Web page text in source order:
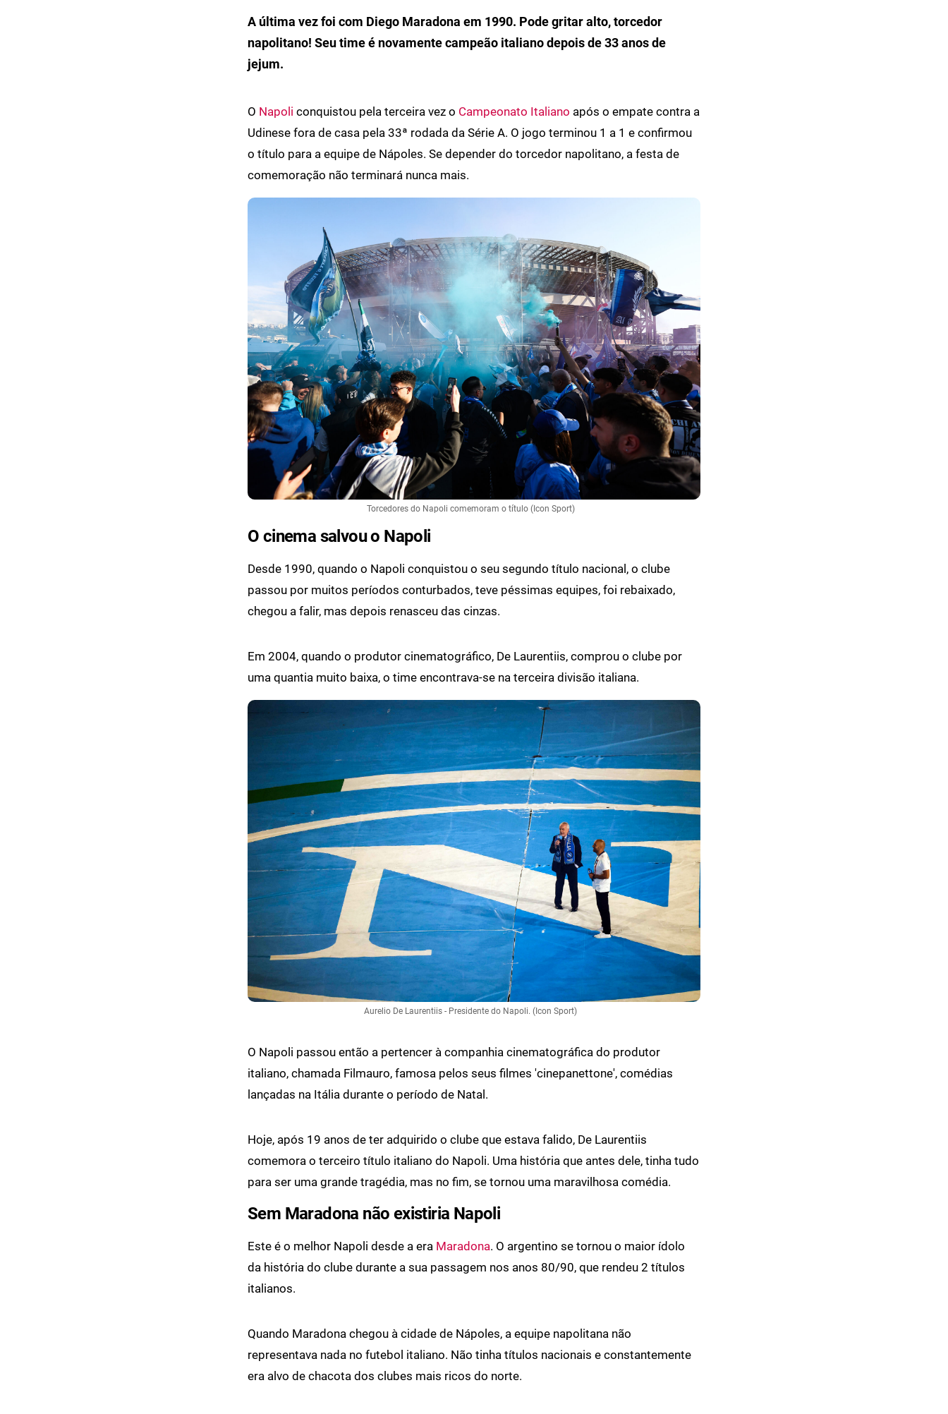
A última vez foi com Diego Maradona em 1990. Pode gritar alto, torcedor
napolitano! Seu time é novamente campeão italiano depois de 33 anos de
jejum.
O Napoli conquistou pela terceira vez o Campeonato Italiano após o empate contra a
Udinese fora de casa pela 33ª rodada da Série A. O jogo terminou 1 a 1 e confirmou
o título para a equipe de Nápoles. Se depender do torcedor napolitano, a festa de
comemoração não terminará nunca mais.
Torcedores do Napoli comemoram o título (Icon Sport)
O cinema salvou o Napoli
Desde 1990, quando o Napoli conquistou o seu segundo título nacional, o clube
passou por muitos períodos conturbados, teve péssimas equipes, foi rebaixado,
chegou a falir, mas depois renasceu das cinzas.
Em 2004, quando o produtor cinematográfico, De Laurentiis, comprou o clube por
uma quantia muito baixa, o time encontrava-se na terceira divisão italiana.
Aurelio De Laurentiis - Presidente do Napoli. (Icon Sport)
O Napoli passou então a pertencer à companhia cinematográfica do produtor
italiano, chamada Filmauro, famosa pelos seus filmes 'cinepanettone', comédias
lançadas na Itália durante o período de Natal.
Hoje, após 19 anos de ter adquirido o clube que estava falido, De Laurentiis
comemora o terceiro título italiano do Napoli. Uma história que antes dele, tinha tudo
para ser uma grande tragédia, mas no fim, se tornou uma maravilhosa comédia.
Sem Maradona não existiria Napoli
Este é o melhor Napoli desde a era Maradona. O argentino se tornou o maior ídolo
da história do clube durante a sua passagem nos anos 80/90, que rendeu 2 títulos
italianos.
Quando Maradona chegou à cidade de Nápoles, a equipe napolitana não
representava nada no futebol italiano. Não tinha títulos nacionais e constantemente
era alvo de chacota dos clubes mais ricos do norte.